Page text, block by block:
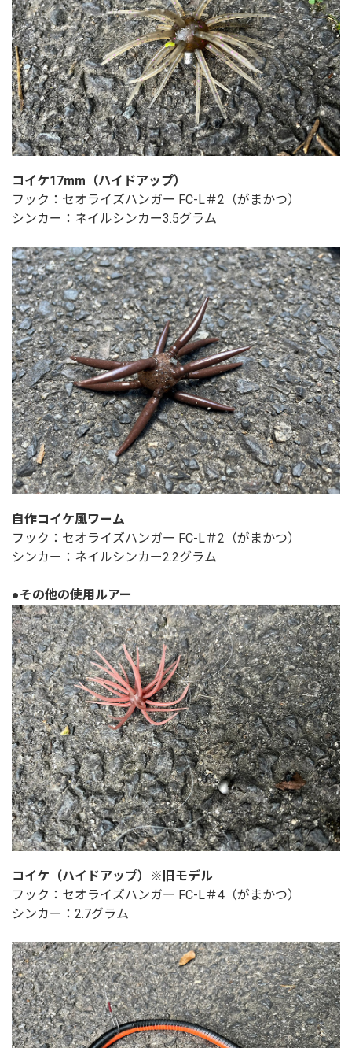
コイケ17mm（ハイドアップ）
フック：セオライズハンガー FC-L＃2（がまかつ）
シンカー：ネイルシンカー3.5グラム
自作コイケ風ワーム
フック：セオライズハンガー FC-L＃2（がまかつ）
シンカー：ネイルシンカー2.2グラム
●その他の使用ルアー
コイケ（ハイドアップ）※旧モデル
フック：セオライズハンガー FC-L＃4（がまかつ）
シンカー：2.7グラム